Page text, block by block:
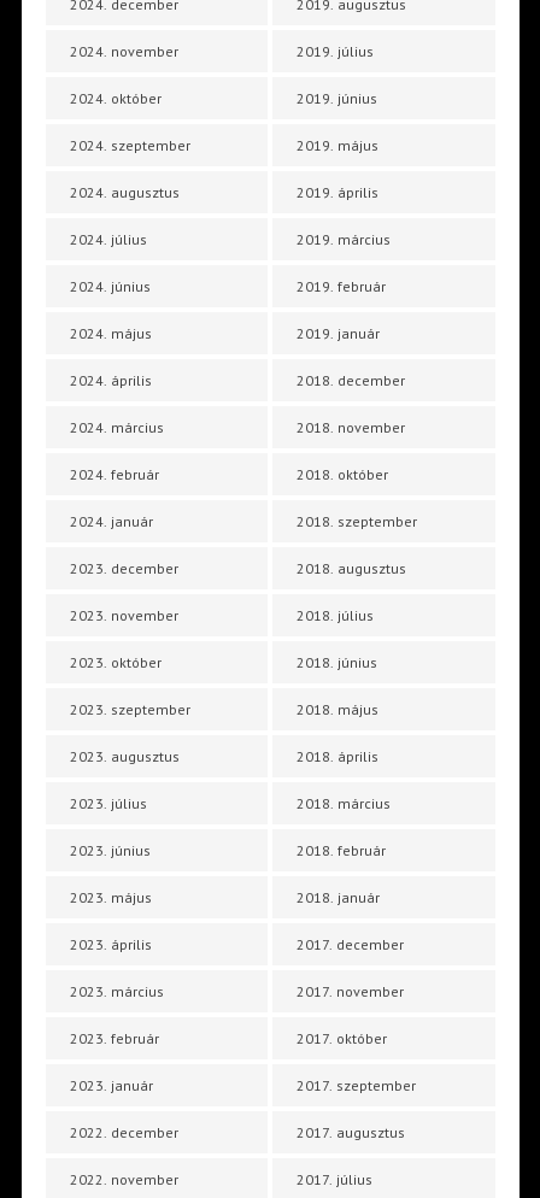
2024. december
2024. november
2024. október
2024. szeptember
2024. augusztus
2024. július
2024. június
2024. május
2024. április
2024. március
2024. február
2024. január
2023. december
2023. november
2023. október
2023. szeptember
2023. augusztus
2023. július
2023. június
2023. május
2023. április
2023. március
2023. február
2023. január
2022. december
2022. november
2019. augusztus
2019. július
2019. június
2019. május
2019. április
2019. március
2019. február
2019. január
2018. december
2018. november
2018. október
2018. szeptember
2018. augusztus
2018. július
2018. június
2018. május
2018. április
2018. március
2018. február
2018. január
2017. december
2017. november
2017. október
2017. szeptember
2017. augusztus
2017. július